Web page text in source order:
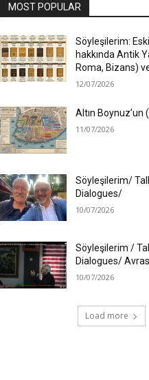
MOST POPULAR
Söyleşilerim:
hakkında Antik
Roma, Bizans)
12/07/2026
Altın Boynuz’un
11/07/2026
Söyleşilerim/
Dialogues/
10/07/2026
Söyleşilerim /
Dialogues/
10/07/2026
Load more